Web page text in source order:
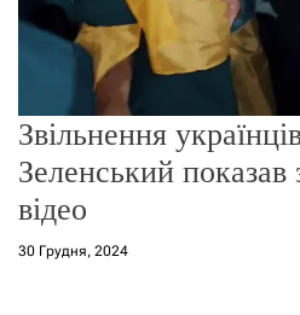
Звільнення
Зеленський
відео
30 Грудня, 2024